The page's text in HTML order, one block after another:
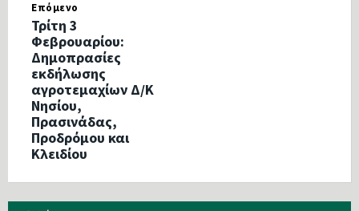
Επόμενο
Τρίτη 3
Φεβρουαρίου:
Δημοπρασίες
εκδήλωσης
αγροτεμαχίων Δ/Κ
Νησίου,
Πρασινάδας,
Προδρόμου και
Κλειδίου